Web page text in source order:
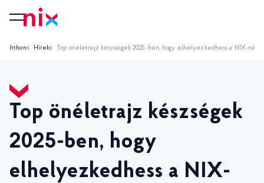
Itthon Hírek Top önéletrajz készségek 2025-ben, hogy elhelyezkedhess a NIX-nél
Top önéletrajz készségek
2025-ben, hogy
elhelyezkedhess a NIX-